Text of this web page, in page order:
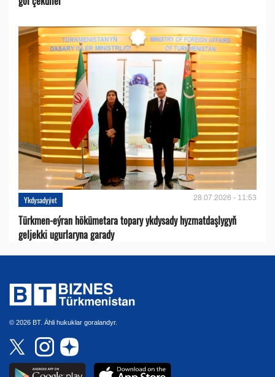
Ykdysadyýet 28.07.2026 - 11:53
Türkmen-eýran hökümetara topary ykdysady hyzmatdaşlygyň
geljekki ugurlaryna garady
© 2026 BT. Ähli hukuklar goralandyr.